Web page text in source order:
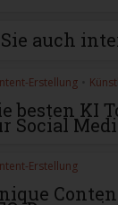
auch
Erstellung
besten KI
Social
Erstellung